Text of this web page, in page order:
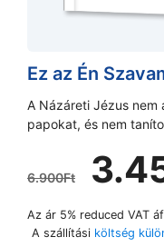
Ez az Én
A Názáreti Jézus
papokat, és nem
6.900Ft
price
was:
Az ár 5% reduced VAT
A szállítási költség